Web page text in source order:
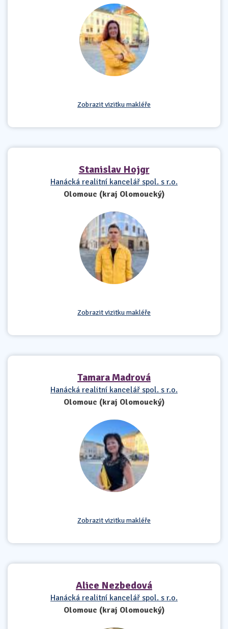
Zobrazit vizitku makléře
Stanislav Hojgr
Hanácká realitní kancelář spol. s r.o.
Olomouc (kraj Olomoucký)
Zobrazit vizitku makléře
Tamara Madrová
Hanácká realitní kancelář spol. s r.o.
Olomouc (kraj Olomoucký)
Zobrazit vizitku makléře
Alice Nezbedová
Hanácká realitní kancelář spol. s r.o.
Olomouc (kraj Olomoucký)